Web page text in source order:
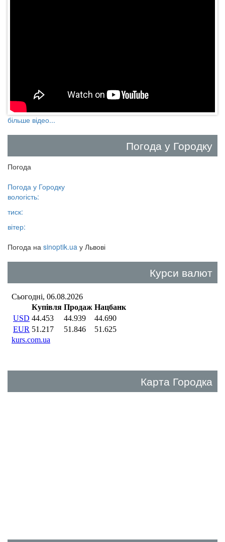
більше відео...
Погода у Городку
Погода
Погода у Городку
вологість:
тиск:
вітер:
Погода на sinoptik.ua у Львові
Курси валют
Карта Городка